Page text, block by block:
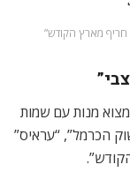
חריף מארץ הקודש”
מנות עם שמות
הכרמל”, “עראיס”